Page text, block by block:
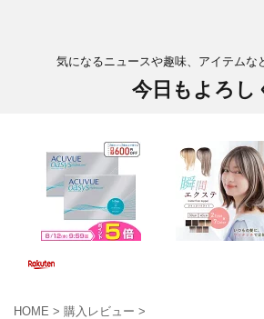
気になるニュースや趣味、アイテムな
今日もよろし
HOME > 購入レビュー >